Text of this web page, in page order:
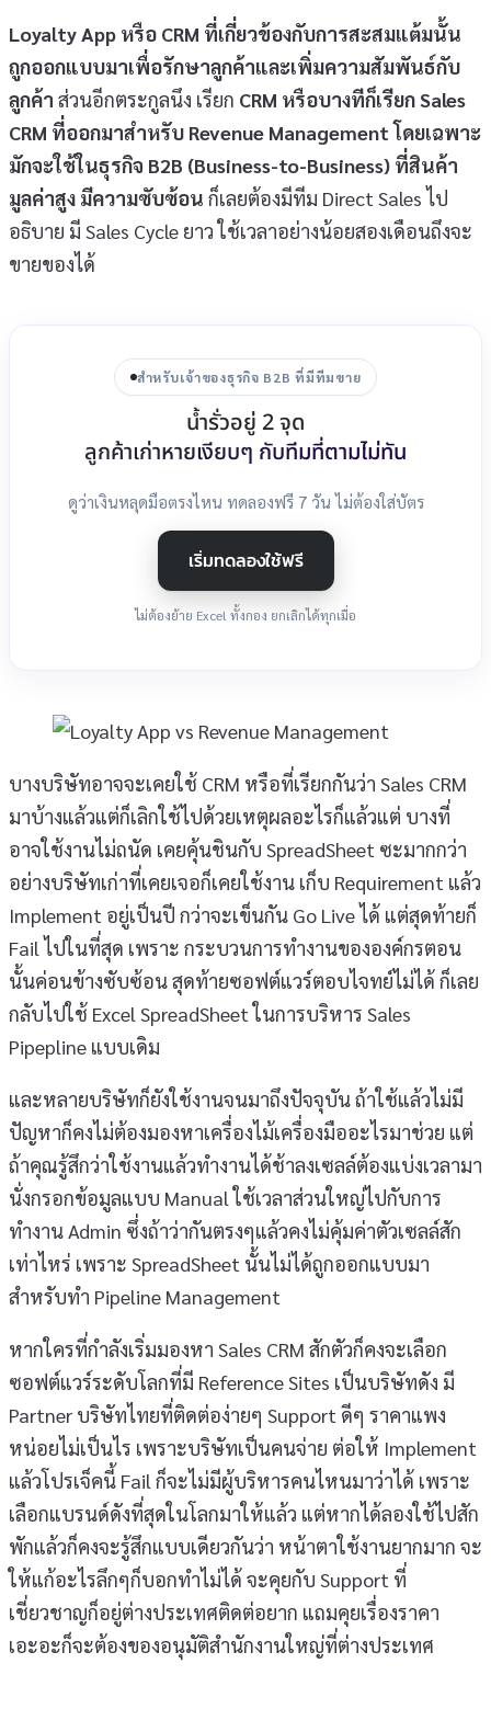
Loyalty App หรือ CRM ที่เกี่ยวข้องกับการสะสมแต้มนั้น
ถูกออกแบบมาเพื่อรักษาลูกค้าและเพิ่มความสัมพันธ์กับ
ลูกค้า ส่วนอีกตระกูลนึง เรียก CRM หรือบางทีก็เรียก Sales
CRM ที่ออกมาสำหรับ Revenue Management โดยเฉพาะ
มักจะใช้ในธุรกิจ B2B (Business-to-Business) ที่สินค้า
มูลค่าสูง มีความซับซ้อน ก็เลยต้องมีทีม Direct Sales ไป
อธิบาย มี Sales Cycle ยาว ใช้เวลาอย่างน้อยสองเดือนถึงจะ
ขายของได้
สำหรับเจ้าของธุรกิจ B2B ที่มีทีมขาย
น้ำรั่วอยู่ 2 จุด
ลูกค้าเก่าหายเงียบๆ กับทีมที่ตามไม่ทัน
ดูว่าเงินหลุดมือตรงไหน ทดลองฟรี 7 วัน ไม่ต้องใส่บัตร
เริ่มทดลองใช้ฟรี
ไม่ต้องย้าย Excel ทั้งกอง ยกเลิกได้ทุกเมื่อ
บางบริษัทอาจจะเคยใช้ CRM หรือที่เรียกกันว่า Sales CRM
มาบ้างแล้วแต่ก็เลิกใช้ไปด้วยเหตุผลอะไรก็แล้วแต่ บางที่
อาจใช้งานไม่ถนัด เคยคุ้นชินกับ SpreadSheet ซะมากกว่า
อย่างบริษัทเก่าที่เคยเจอก็เคยใช้งาน เก็บ Requirement แล้ว
Implement อยู่เป็นปี กว่าจะเข็นกัน Go Live ได้ แต่สุดท้ายก็
Fail ไปในที่สุด เพราะ กระบวนการทำงานขององค์กรตอน
นั้นค่อนข้างซับซ้อน สุดท้ายซอฟต์แวร์ตอบไจทย์ไม่ได้ ก็เลย
กลับไปใช้ Excel SpreadSheet ในการบริหาร Sales
Pipepline แบบเดิม
และหลายบริษัทก็ยังใช้งานจนมาถึงปัจจุบัน ถ้าใช้แล้วไม่มี
ปัญหาก็คงไม่ต้องมองหาเครื่องไม้เครื่องมืออะไรมาช่วย แต่
ถ้าคุณรู้สึกว่าใช้งานแล้วทำงานได้ช้าลงเซลล์ต้องแบ่งเวลามา
นั่งกรอกข้อมูลแบบ Manual ใช้เวลาส่วนใหญ่ไปกับการ
ทำงาน Admin ซึ่งถ้าว่ากันตรงๆแล้วคงไม่คุ้มค่าตัวเซลล์สัก
เท่าไหร่ เพราะ SpreadSheet นั้นไม่ได้ถูกออกแบบมา
สำหรับทำ Pipeline Management
หากใครที่กำลังเริ่มมองหา Sales CRM สักตัวก็คงจะเลือก
ซอฟต์แวร์ระดับโลกที่มี Reference Sites เป็นบริษัทดัง มี
Partner บริษัทไทยที่ติดต่อง่ายๆ Support ดีๆ ราคาแพง
หน่อยไม่เป็นไร เพราะบริษัทเป็นคนจ่าย ต่อให้ Implement
แล้วโปรเจ็คนี้ Fail ก็จะไม่มีผู้บริหารคนไหนมาว่าได้ เพราะ
เลือกแบรนด์ดังที่สุดในโลกมาให้แล้ว แต่หากได้ลองใช้ไปสัก
พักแล้วก็คงจะรู้สึกแบบเดียวกันว่า หน้าตาใช้งานยากมาก จะ
ให้แก้อะไรลึกๆก็บอกทำไม่ได้ จะคุยกับ Support ที่
เชี่ยวชาญก็อยู่ต่างประเทศติดต่อยาก แถมคุยเรื่องราคา
เอะอะก็จะต้องของอนุมัติสำนักงานใหญ่ที่ต่างประเทศ